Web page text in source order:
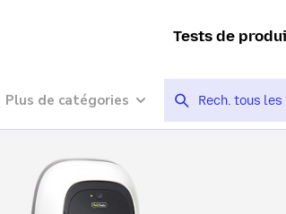
Tests de
Plus de catégories